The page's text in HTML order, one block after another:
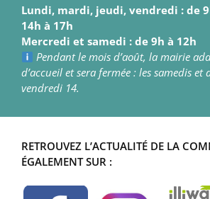
Lundi, mardi, jeudi, vendredi : de
14h à 17h
Mercredi et samedi : de 9h à 12h
Pendant le mois d’août, la mairie
d’accueil et sera fermée : les samedis
vendredi 14.
RETROUVEZ L’ACTUALITÉ DE LA
ÉGALEMENT SUR :